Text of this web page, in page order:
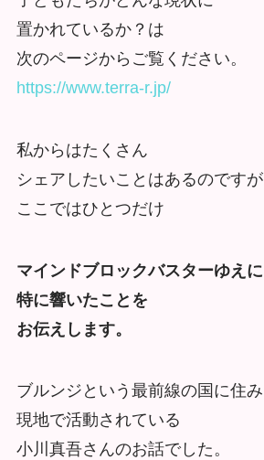
置かれているか？は
次のページからご覧ください。
https://www.terra-r.jp/
私からはたくさん
シェアしたいことはあるのですが
ここではひとつだけ
マインドブロックバスターゆえに
特に響いたことを
お伝えします。
ブルンジという最前線の国に住み
現地で活動されている
小川真吾さんのお話でした。